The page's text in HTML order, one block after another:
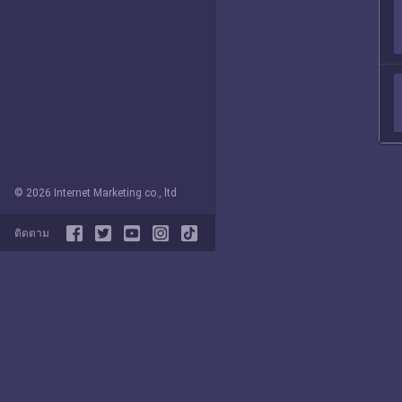
© 2026 Internet Marketing co., ltd
ติดตาม